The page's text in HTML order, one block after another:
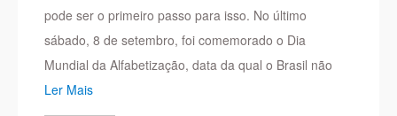
pode ser o primeiro passo para isso. No último
sábado, 8 de setembro, foi comemorado o Dia
Mundial da Alfabetização, data da qual o Brasil não
Ler Mais